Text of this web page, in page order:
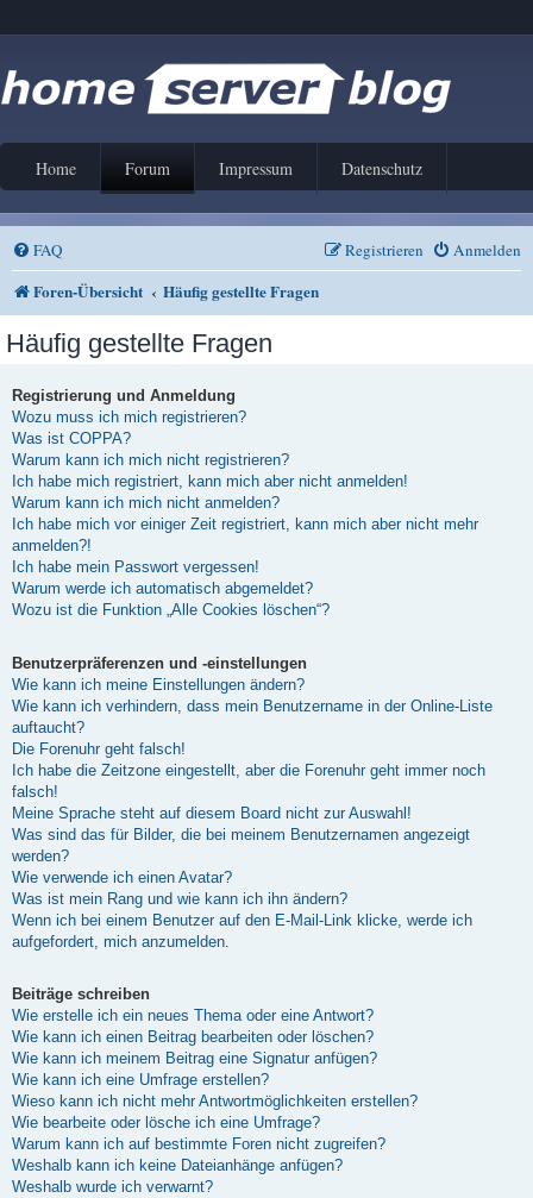
Home Forum Impressum Datenschutz
FAQ Anmelden
Registrieren
Foren-Übersicht Häufig gestellte Fragen
Häufig gestellte Fragen
Registrierung und Anmeldung
Wozu muss ich mich registrieren?
Was ist COPPA?
Warum kann ich mich nicht registrieren?
Ich habe mich registriert, kann mich aber nicht anmelden!
Warum kann ich mich nicht anmelden?
Ich habe mich vor einiger Zeit registriert, kann mich aber nicht mehr
anmelden?!
Ich habe mein Passwort vergessen!
Warum werde ich automatisch abgemeldet?
Wozu ist die Funktion „Alle Cookies löschen“?
Benutzerpräferenzen und -einstellungen
Wie kann ich meine Einstellungen ändern?
Wie kann ich verhindern, dass mein Benutzername in der Online-Liste
auftaucht?
Die Forenuhr geht falsch!
Ich habe die Zeitzone eingestellt, aber die Forenuhr geht immer noch
falsch!
Meine Sprache steht auf diesem Board nicht zur Auswahl!
Was sind das für Bilder, die bei meinem Benutzernamen angezeigt
werden?
Wie verwende ich einen Avatar?
Was ist mein Rang und wie kann ich ihn ändern?
Wenn ich bei einem Benutzer auf den E-Mail-Link klicke, werde ich
aufgefordert, mich anzumelden.
Beiträge schreiben
Wie erstelle ich ein neues Thema oder eine Antwort?
Wie kann ich einen Beitrag bearbeiten oder löschen?
Wie kann ich meinem Beitrag eine Signatur anfügen?
Wie kann ich eine Umfrage erstellen?
Wieso kann ich nicht mehr Antwortmöglichkeiten erstellen?
Wie bearbeite oder lösche ich eine Umfrage?
Warum kann ich auf bestimmte Foren nicht zugreifen?
Weshalb kann ich keine Dateianhänge anfügen?
Weshalb wurde ich verwarnt?